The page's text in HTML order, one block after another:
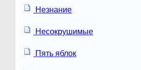
Незнание
Несокрушимые
Пять яблок